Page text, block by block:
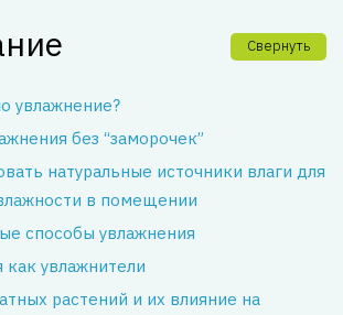
Свернуть
увлажнение?
без “заморочек”
натуральные источники влаги для
в помещении
способы увлажнения
как увлажнители
растений и их влияние на